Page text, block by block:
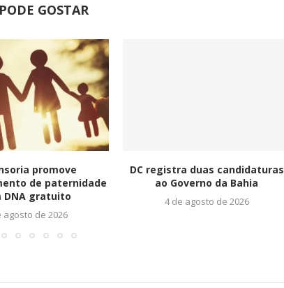
GOSTAR
promove
de paternidade
DNA gratuito
agosto de 2026
DC registra duas candidaturas
ao Governo da Bahia
4 de agosto de 2026